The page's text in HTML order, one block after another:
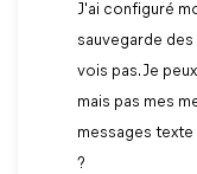
J'ai configuré
sauvegarde des
vois pas. Je
mais pas mes
messages texte
?